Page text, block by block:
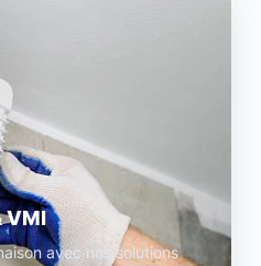
VMI
avec nos solutions